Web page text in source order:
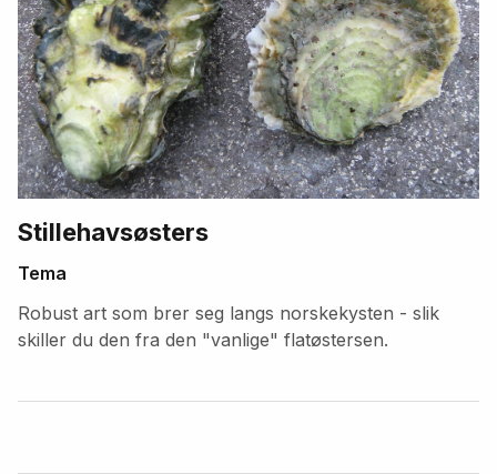
Stillehavsøsters
Tema
Robust art som brer seg langs norskekysten - slik
skiller du den fra den "vanlige" flatøstersen.